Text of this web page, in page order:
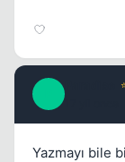
Yazmayı bile